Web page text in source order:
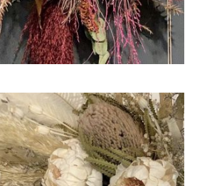
ドライフラワー